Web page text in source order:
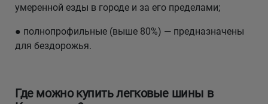
умеренной езды в городе и за его пределами;
● полнопрофильные (выше 80%) — предназначены
для бездорожья.
Где можно купить легковые шины в